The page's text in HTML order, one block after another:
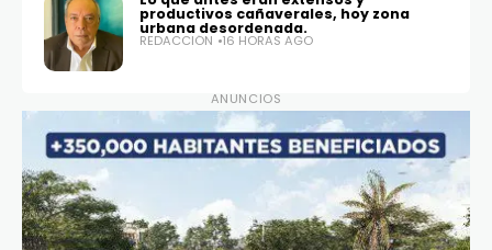
productivos cañaverales, hoy zona
urbana desordenada.
REDACCIÓN 16 HORAS AGO
ANUNCIOS